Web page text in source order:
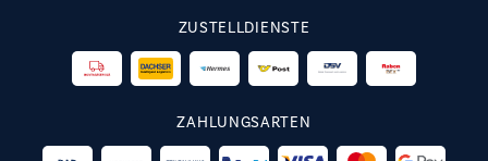
ZUSTELLDIENSTE
ZAHLUNGSARTEN